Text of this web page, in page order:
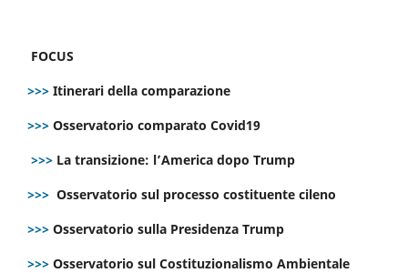
FOCUS
>>> Itinerari della comparazione
>>> Osservatorio comparato Covid19
>>> La transizione: l’America dopo Trump
>>> Osservatorio sul processo costituente cileno
>>> Osservatorio sulla Presidenza Trump
>>> Osservatorio sul Costituzionalismo Ambientale